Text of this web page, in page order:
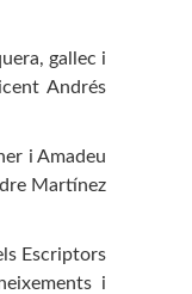
gallec i
Andrés
i Amadeu
Martínez
Escriptors
i